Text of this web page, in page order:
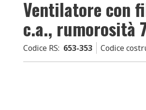
Ventilatore con
c.a., rumorosità
Codice RS: 653-353 Codice